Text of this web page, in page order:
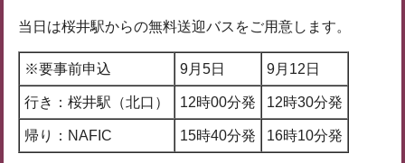
当日は桜井駅からの無料送迎バスをご用意します。
※要事前申込 9月5日 9月12日
行き：桜井駅（北口） 12時00分発 12時30分発
帰り：NAFIC 15時40分発 16時10分発